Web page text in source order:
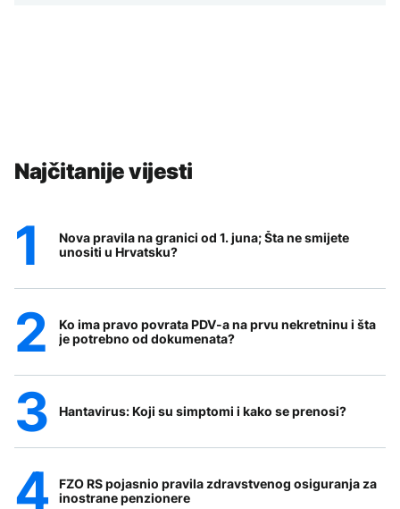
Najčitanije vijesti
Nova pravila na granici od 1. juna; Šta ne smijete
unositi u Hrvatsku?
Ko ima pravo povrata PDV-a na prvu nekretninu i šta
je potrebno od dokumenata?
Hantavirus: Koji su simptomi i kako se prenosi?
FZO RS pojasnio pravila zdravstvenog osiguranja za
inostrane penzionere